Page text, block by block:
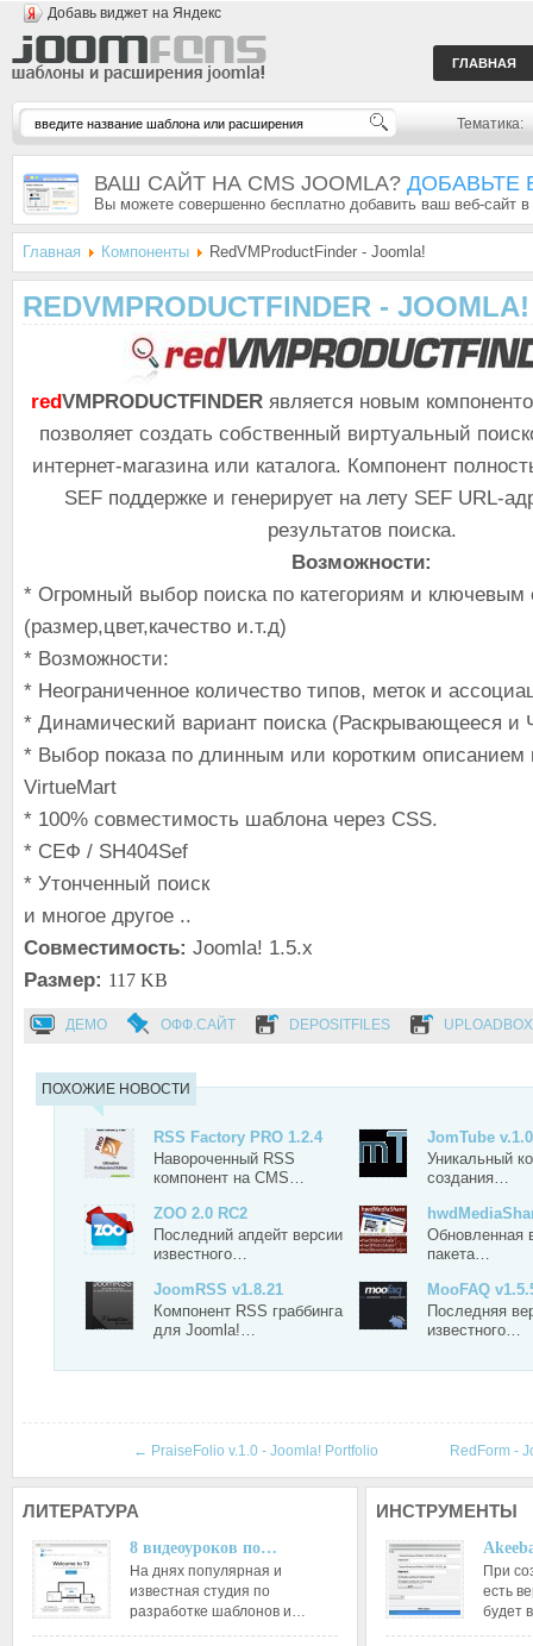
Добавь виджет на Яндекс
ГЛАВНАЯ
Тематика:
ВАШ САЙТ НА CMS JOOMLA? ДОБАВЬТЕ
Вы можете совершенно бесплатно добавить ваш веб-сайт
Главная Компоненты RedVMProductFinder - Joomla!
REDVMPRODUCTFINDER - JOOMLA!
redVMPRODUCTFINDER является новым
позволяет создать собственный виртуальный
интернет-магазина или каталога. Компонент
SEF поддержке и генерирует на лету SEF URL-
результатов поиска.
Возможности:
* Огромный выбор поиска по категориям и ключевым
(размер,цвет,качество и.т.д)
* Возможности:
* Неограниченное количество типов, меток и
* Динамический вариант поиска (Раскрывающееся и
* Выбор показа по длинным или коротким описанием
VirtueMart
* 100% совместимость шаблона через CSS.
* СЕФ / SH404Sef
* Утонченный поиск
и многое другое ..
Совместимость: Joomla! 1.5.x
Размер: 117 KB
ДЕМО ОФФ.САЙТ DEPOSITFILES UPLOADBOX
ПОХОЖИЕ НОВОСТИ
RSS Factory PRO 1.2.4
Навороченный RSS
компонент на CMS…
JomTube
Уникальный
создания…
ZOO 2.0 RC2
Последний апдейт версии
известного…
Обновленная
пакета…
JoomRSS v1.8.21
Компонент RSS граббинга
для Joomla!…
MooFAQ
Последняя
известного…
← PraiseFolio v.1.0 - Joomla! Portfolio RedForm -
ЛИТЕРАТУРА
8 видеоуроков по…
На днях популярная и
известная студия по
разработке шаблонов и…
ИНСТРУМЕНТЫ
При
есть
будет